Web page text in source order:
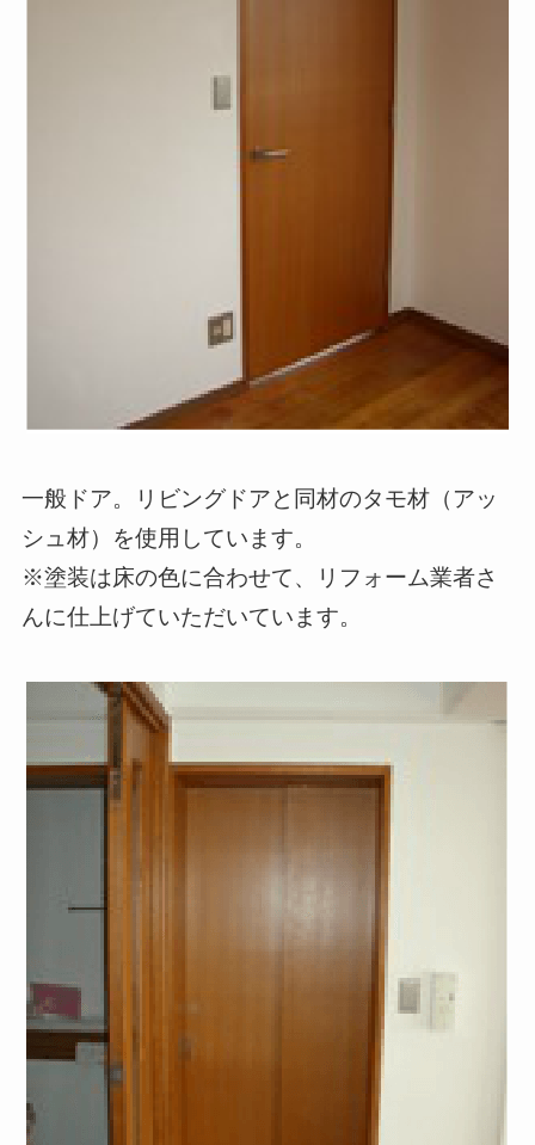
一般ドア。リビングドアと同材のタモ材（アッ
シュ材）を使用しています。
※塗装は床の色に合わせて、リフォーム業者さ
んに仕上げていただいています。